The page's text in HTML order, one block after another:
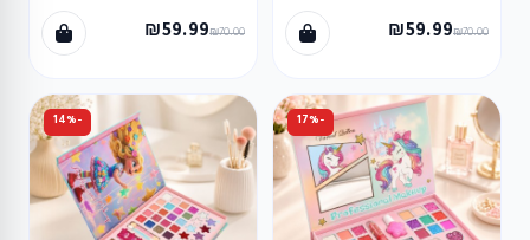
₪59.99₪70.00
₪59.99₪70.00
-17%
-14%